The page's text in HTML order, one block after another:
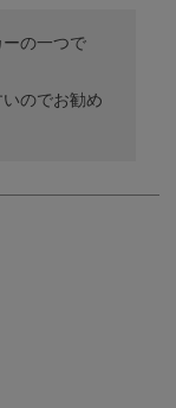
の一つで
のでお勧め